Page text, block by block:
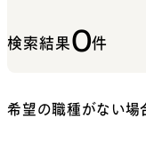
検索結果0件
希望の職種がない場